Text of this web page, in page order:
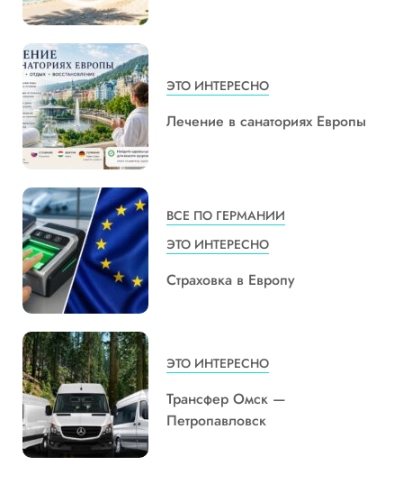
ЭТО ИНТЕРЕСНО
Лечение в санаториях Европы
ВСЕ ПО ГЕРМАНИИ
ЭТО ИНТЕРЕСНО
Страховка в Европу
ЭТО ИНТЕРЕСНО
Трансфер Омск —
Петропавловск